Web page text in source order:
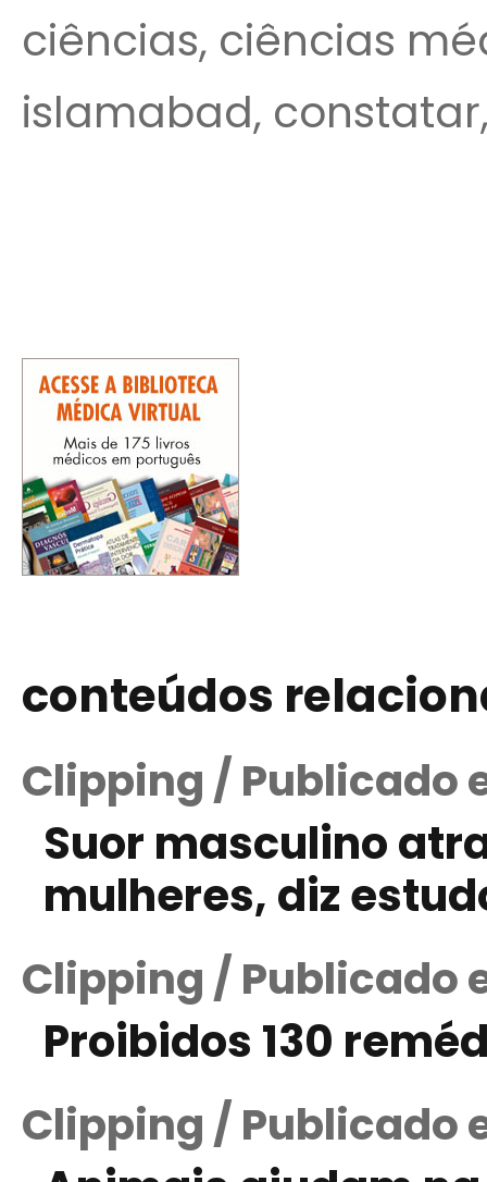
ciências, ciências
islamabad,
conteúdos
Clipping / Publicado
Suor masculino
mulheres, diz
Clipping / Publicado
Proibidos 130
Clipping / Publicado